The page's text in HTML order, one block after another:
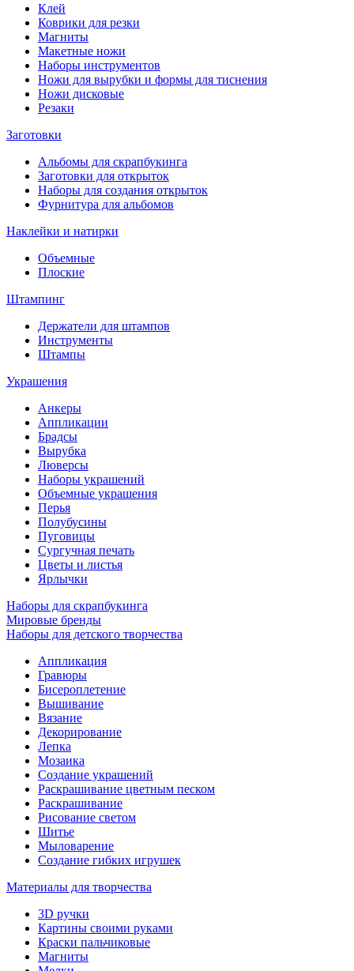
Клей
Коврики для резки
Магниты
Макетные ножи
Наборы инструментов
Ножи для вырубки и формы для тиснения
Ножи дисковые
Резаки
Заготовки
Альбомы для скрапбукинга
Заготовки для открыток
Наборы для создания открыток
Фурнитура для альбомов
Наклейки и натирки
Объемные
Плоские
Штампинг
Держатели для штампов
Инструменты
Штампы
Украшения
Анкеры
Аппликации
Брадсы
Вырубка
Люверсы
Наборы украшений
Объемные украшения
Перья
Полубусины
Пуговицы
Сургучная печать
Цветы и листья
Ярлычки
Наборы для скрапбукинга
Мировые бренды
Наборы для детского творчества
Аппликация
Гравюры
Бисероплетение
Вышивание
Вязание
Декорирование
Лепка
Мозаика
Создание украшений
Раскрашивание цветным песком
Раскрашивание
Рисование светом
Шитье
Мыловарение
Создание гибких игрушек
Материалы для творчества
3D ручки
Картины своими руками
Краски пальчиковые
Магниты